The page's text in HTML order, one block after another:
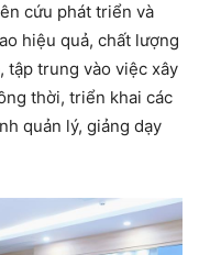
cứu phát triển và
hiệu quả, chất lượng
tập trung vào việc xây
thời, triển khai các
quản lý, giảng dạy